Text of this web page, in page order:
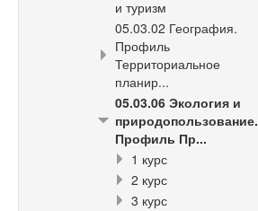
и туризм
05.03.02 География.
Профиль
Территориальное
планир...
05.03.06 Экология и
природопользование.
Профиль Пр...
1 курс
2 курс
3 курс